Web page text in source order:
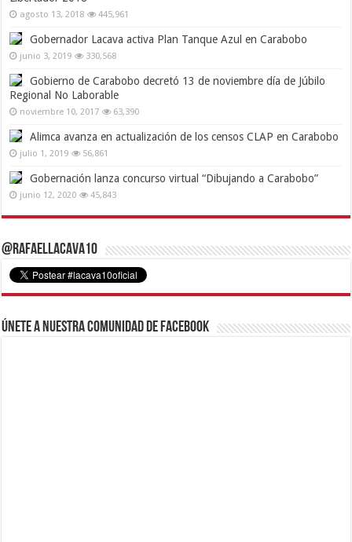
agosto 13, 2018 445,961
Gobernador Lacava activa Plan Tanque Azul en Carabobo
junio 3, 2019 330,568
Gobierno de Carabobo decretó 13 de noviembre día de Júbilo
Regional No Laborable
noviembre 10, 2017 63,390
Alimca avanza en actualización de los censos CLAP en Carabobo
julio 1, 2019 56,861
Gobernación lanza concurso virtual “Dibujando a Carabobo”
junio 12, 2020 45,843
@RafaelLacava10
Únete a nuestra comunidad de Facebook